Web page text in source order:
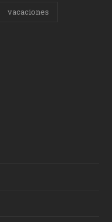
vacaciones